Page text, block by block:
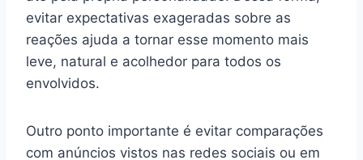
evitar expectativas exageradas sobre as
reações ajuda a tornar esse momento mais
leve, natural e acolhedor para todos os
envolvidos.
Outro ponto importante é evitar comparações
com anúncios vistos nas redes sociais ou em